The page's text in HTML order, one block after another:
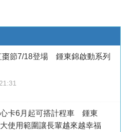
棗節7/18登場 鍾東錦啟動系列
卡6月起可搭計程車 鍾東
使用範圍讓長輩越來越幸福